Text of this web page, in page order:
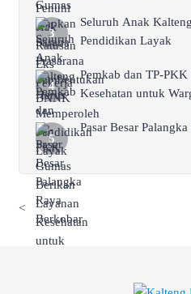
Seluruh Anak
Pendidikan Layak
Pemkab dan TP-
Kesehatan untuk
Pasar Besar
<